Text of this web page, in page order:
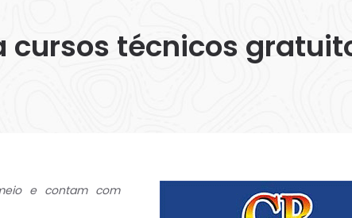
cursos técnicos
e contam com